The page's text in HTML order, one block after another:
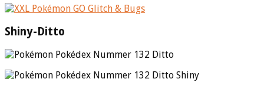
Shiny-Ditto